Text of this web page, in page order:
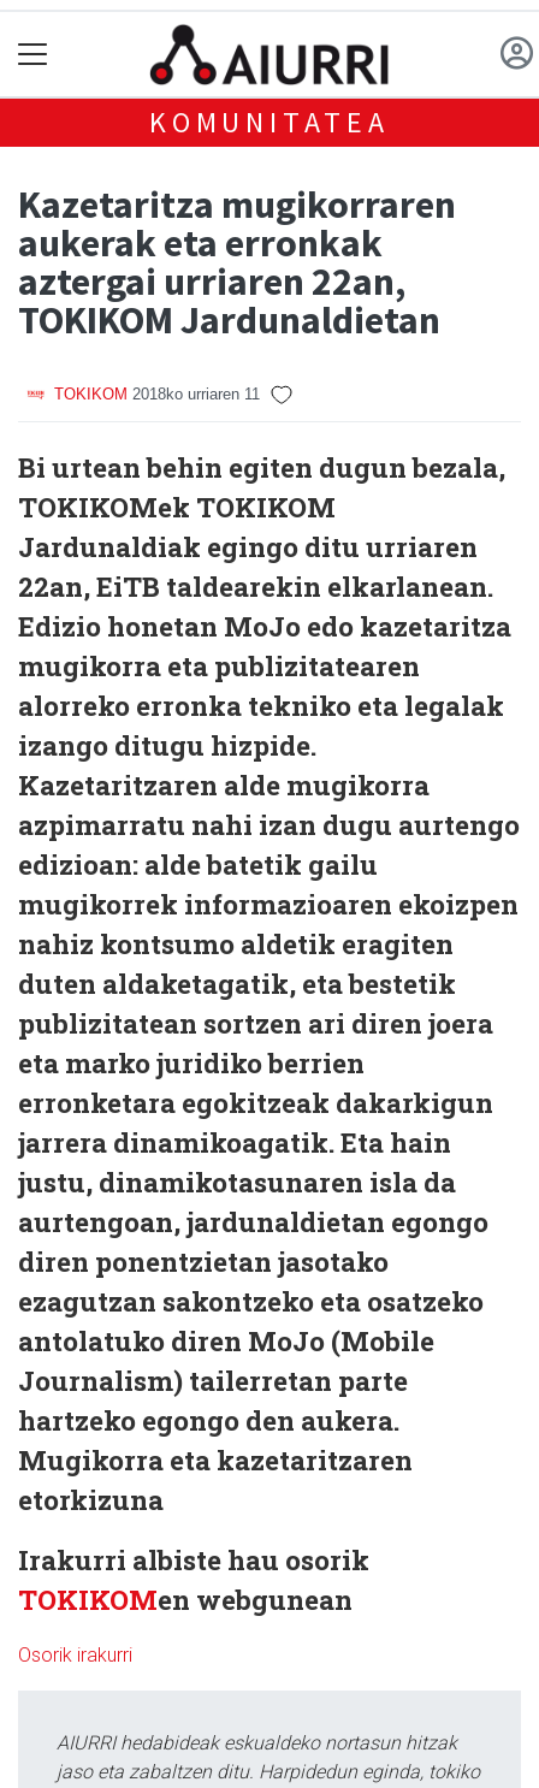
KOMUNITATEA
Kazetaritza mugikorraren
aukerak eta erronkak
aztergai urriaren 22an,
TOKIKOM Jardunaldietan
TOKIKOM 2018ko urriaren 11
Bi urtean behin egiten dugun bezala,
TOKIKOMek TOKIKOM
Jardunaldiak egingo ditu urriaren
22an, EiTB taldearekin elkarlanean.
Edizio honetan MoJo edo kazetaritza
mugikorra eta publizitatearen
alorreko erronka tekniko eta legalak
izango ditugu hizpide.
Kazetaritzaren alde mugikorra
azpimarratu nahi izan dugu aurtengo
edizioan: alde batetik gailu
mugikorrek informazioaren ekoizpen
nahiz kontsumo aldetik eragiten
duten aldaketagatik, eta bestetik
publizitatean sortzen ari diren joera
eta marko juridiko berrien
erronketara egokitzeak dakarkigun
jarrera dinamikoagatik. Eta hain
justu, dinamikotasunaren isla da
aurtengoan, jardunaldietan egongo
diren ponentzietan jasotako
ezagutzan sakontzeko eta osatzeko
antolatuko diren MoJo (Mobile
Journalism) tailerretan parte
hartzeko egongo den aukera.
Mugikorra eta kazetaritzaren
etorkizuna
Irakurri albiste hau osorik
TOKIKOMen webgunean
Osorik irakurri
AIURRI hedabideak eskualdeko nortasun hitzak
jaso eta zabaltzen ditu. Harpidedun eginda, tokiko